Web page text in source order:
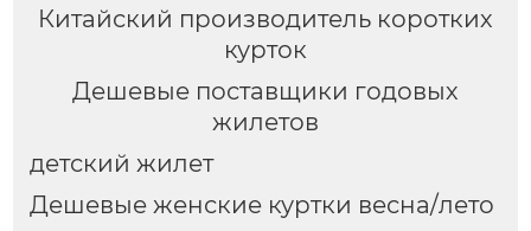
Китайский производитель коротких
курток
Дешевые поставщики годовых
жилетов
детский жилет
Дешевые женские куртки весна/лето